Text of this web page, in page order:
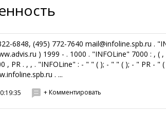
6848, (495) 772-7640 mail@infoline.spb.ru .
) 1999 - . 1000 . "INFOLine" 7000 : , ( ,
, PR . , , . "INFOLine" : - " " ( ); - " " ( ); - " PR - " (
. ...
+ Комментировать